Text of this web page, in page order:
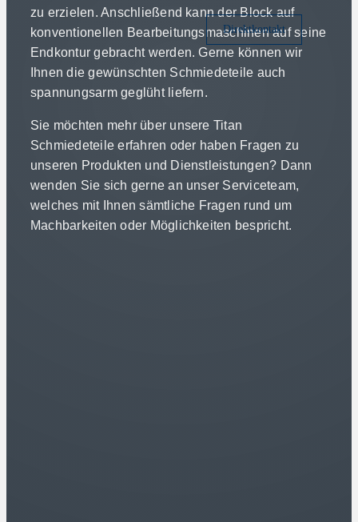
Direktkontakt
zu erzielen. Anschließend kann der Block auf
konventionellen Bearbeitungsmaschinen auf seine
Endkontur gebracht werden. Gerne können wir
Ihnen die gewünschten Schmiedeteile auch
spannungsarm geglüht liefern.
Sie möchten mehr über unsere Titan
Schmiedeteile erfahren oder haben Fragen zu
unseren Produkten und Dienstleistungen? Dann
wenden Sie sich gerne an unser Serviceteam,
welches mit Ihnen sämtliche Fragen rund um
Machbarkeiten oder Möglichkeiten bespricht.